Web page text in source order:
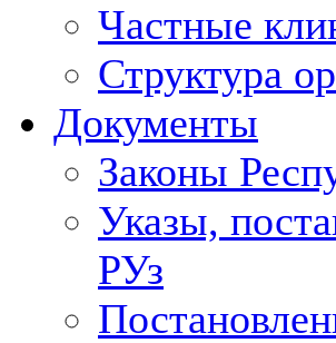
Частные
Структура
Документы
Законы
Указы,
РУз